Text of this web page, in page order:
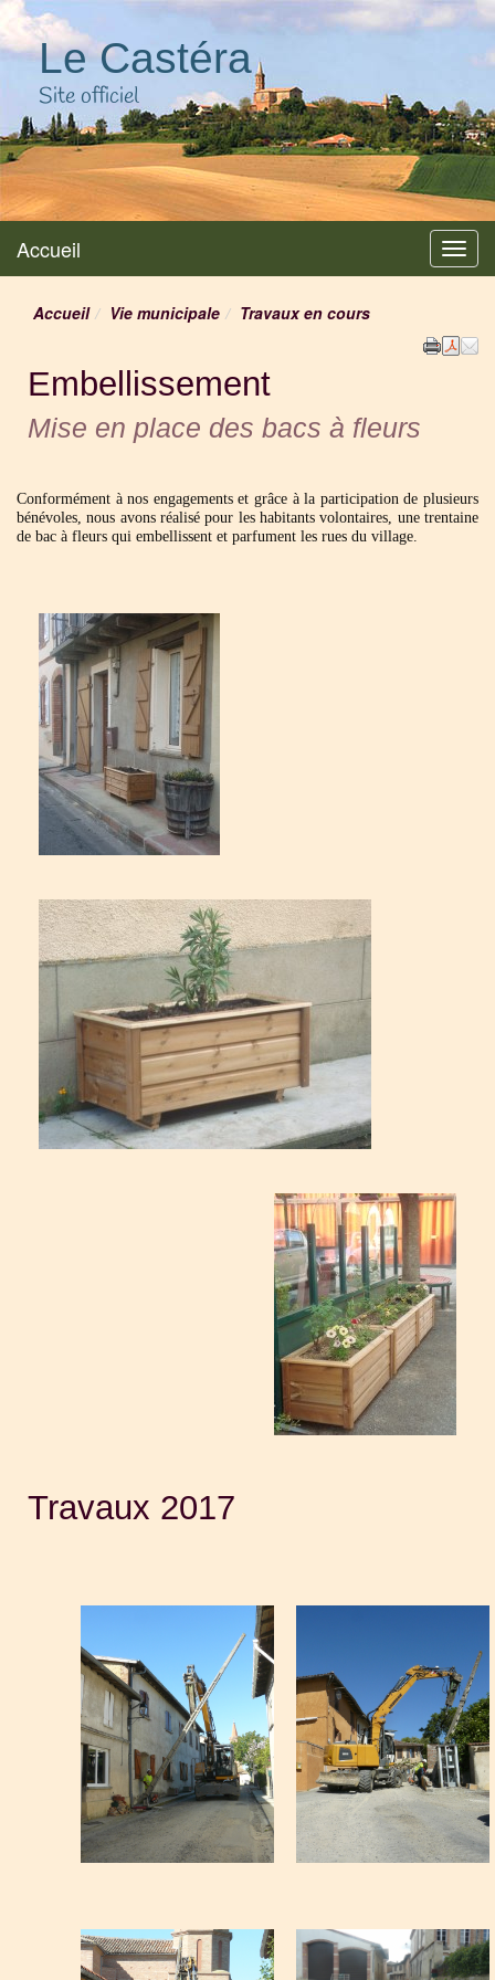
Le Castéra
Site officiel
Menu
Accueil
Accueil Vie municipale Travaux en cours
Embellissement
Mise en place des bacs à fleurs
Conformément à nos engagements et grâce à la participation de plusieurs
bénévoles, nous avons réalisé pour les habitants volontaires, une trentaine
de bac à fleurs qui embellissent et parfument les rues du village.
Travaux 2017